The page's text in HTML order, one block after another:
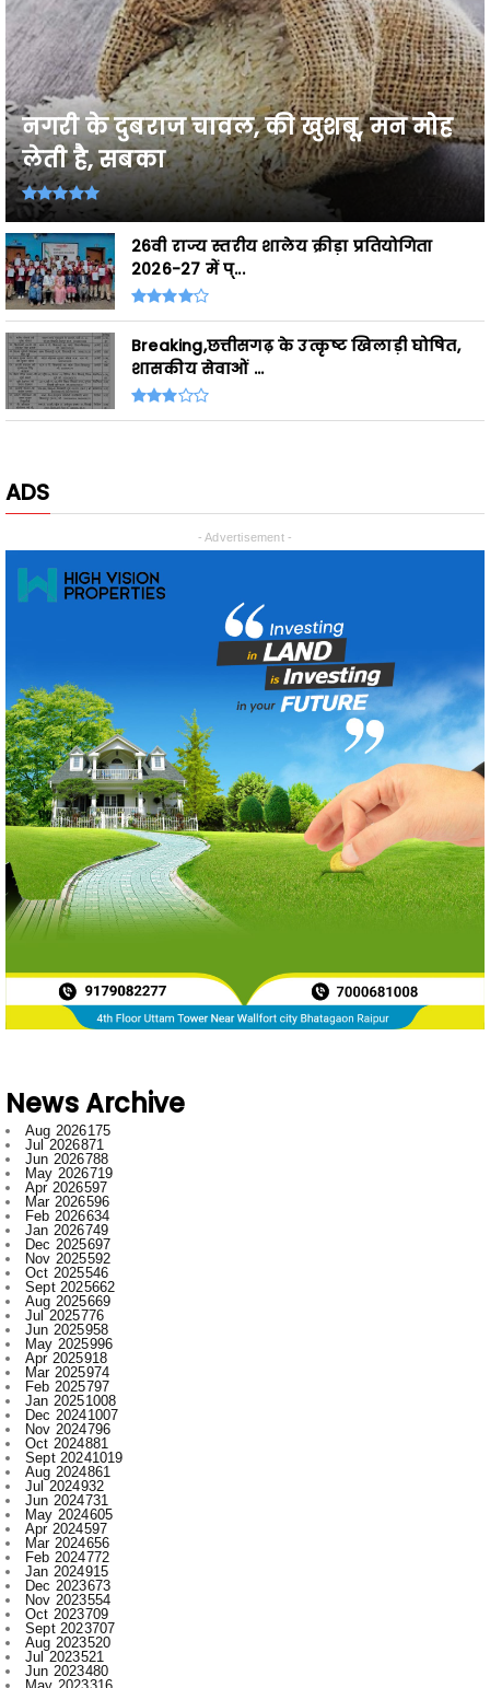
नगरी के दुबराज चावल, की खुशबू, मन मोह
लेती है, सबका
26वी राज्य स्तरीय शालेय क्रीड़ा प्रतियोगिता
2026-27 में प्...
Breaking,छत्तीसगढ़ के उत्कृष्ट खिलाड़ी घोषित,
शासकीय सेवाओं ...
ADS
News Archive
Jun 2026
788
May 2026719
Apr 2026597
Mar 2026596
Feb 2026634
Jan 2026749
Dec 2025697
Nov 2025592
Oct 2025546
Sept 2025662
Aug 2025669
Jul 2025776
Jun 2025958
May 2025996
Apr 2025918
Mar 2025974
Feb 2025797
Jan 20251008
Dec 20241007
Nov 2024796
Oct 2024881
Sept 20241019
Aug 2024861
Jul 2024932
Jun 2024731
May 2024605
Apr 2024597
Mar 2024656
Feb 2024772
Jan 2024915
Dec 2023673
Nov 2023554
Oct 2023709
Sept 2023707
Aug 2023520
Jul 2023521
Jun 2023480
May 2023316
Apr 2023522
Mar 2023593
Feb 2023607
Jan 2023743